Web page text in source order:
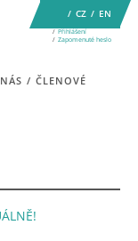
CZ EN
Přihlášení
Zapomenuté heslo
ČLENOVÉ